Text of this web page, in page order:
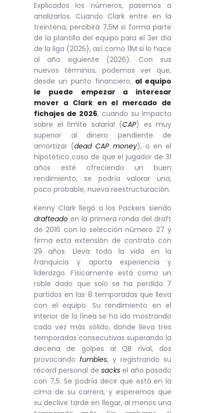
Explicados los números, pasemos a
analizarlos. Cuando Clark entre en la
treintena, percibirá 7,5M si forma parte
de la plantilla del equipo para el 3er día
de la liga (2025), así como 11M si lo hace
al año siguiente (2026). Con sus
nuevos términos, podemos ver que,
desde un punto financiero, al equipo
le puede empezar a interesar
mover a Clark en el mercado de
fichajes de 2026, cuando su impacto
sobre el límite salarial (CAP) es muy
superior al dinero pendiente de
amortizar (dead CAP money), o en el
hipotético caso de que el jugador de 31
años esté ofreciendo un buen
rendimiento, se podría valorar una,
poco probable, nueva reestructuración.
Kenny Clark llegó a los Packers siendo
drafteado en la primera ronda del draft
de 2016 con la selección número 27 y
firma esta extensión de contrato con
29 años. Lleva toda la vida en la
franquicia y aporta experiencia y
liderazgo. Físicamente está como un
roble dado que solo se ha perdido 7
partidos en las 8 temporadas que lleva
con el equipo. Su rendimiento en el
interior de la línea se ha ido mostrando
cada vez más sólido, donde lleva tres
temporadas consecutivas superando la
decena de golpes al QB rival, dos
provocando fumbles, y registrando su
récord personal de sacks el año pasado
con 7,5. Se podría decir que está en la
cima de su carrera, y esperemos que
su declive tarde en llegar, al menos una